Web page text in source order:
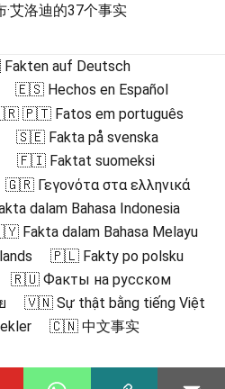
艾洛迪的37个事实
auf Deutsch
🇪🇸 Hechos en Español
🇵🇹 Fatos em português
🇸🇪 Fakta på svenska
🇫🇮 Faktat suomeksi
🇬🇷 Γεγονότα στα ελληνικά
dalam Bahasa Indonesia
Fakta dalam Bahasa Melayu
🇵🇱 Fakty po polsku
🇷🇺 Факты на русском
🇻🇳 Sự thật bằng tiếng Việt
🇨🇳 中文事实